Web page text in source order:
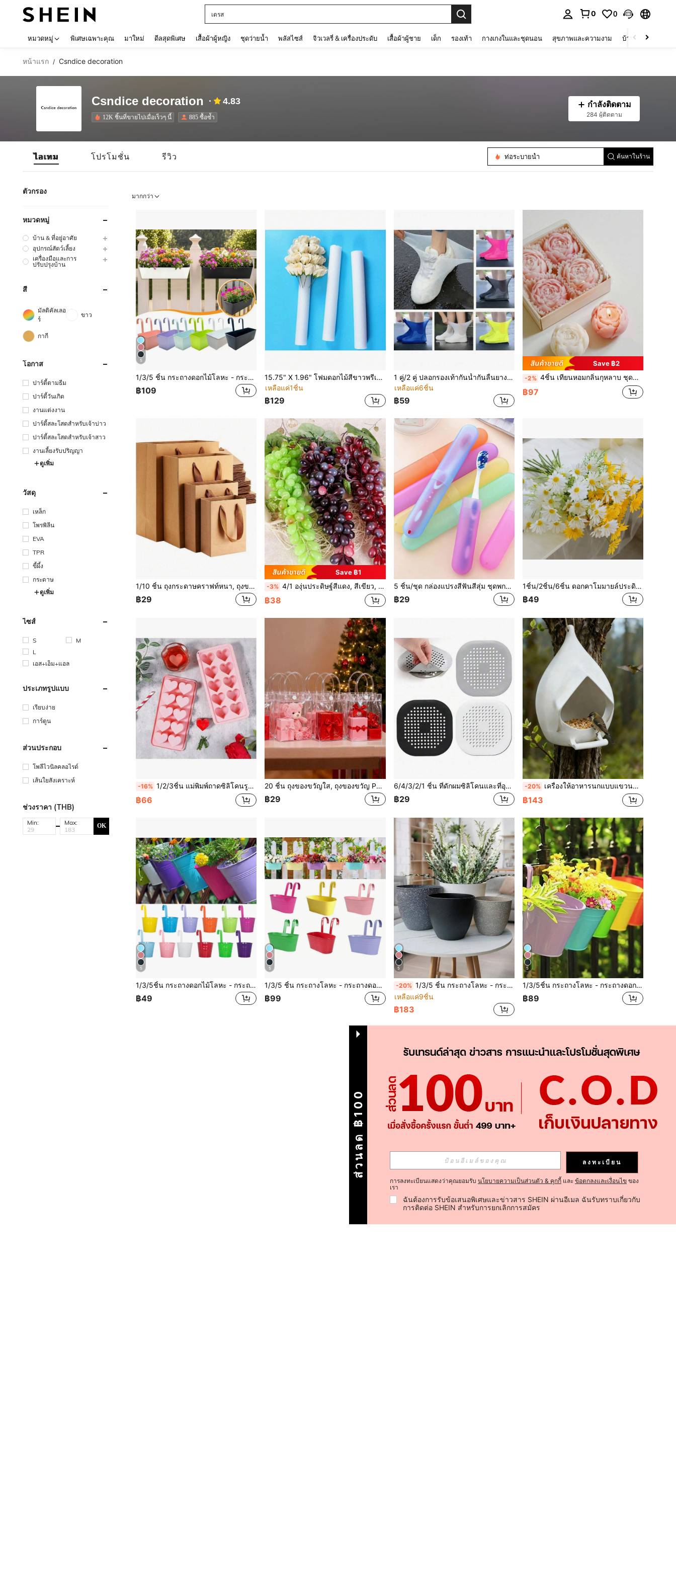
เดรส
0 0
หมวดหมู่ พิเศษเฉพาะคุณ มาใหม่ ดีลสุดพิเศษ เสื้อผ้าผู้หญิง ชุดว่ายน้ำ พลัสไซส์ จิวเวลรี่ & เครื่องประดับ เสื้อผ้าผู้ชาย เด็ก รองเท้า กางเกงในและชุดนอน สุขภาพและความงาม บ้านและที่อยู่อาศัย
หน้าแรก / Csndice decoration
Csndice decoration 4.83
12K ชิ้นที่ขายไปเมื่อเร็วๆ นี้ 885 ซื้อซ้ำ
กำลังติดตาม
284 ผู้ติดตาม
ไอเทม โปรโมชั่น รีวิว ท่อระบายน้ำ ค้นหาในร้าน
ตัวกรอง
หมวดหมู่
บ้าน & ที่อยู่อาศัย
อุปกรณ์สัตว์เลี้ยง
เครื่องมือและการ
ปรับปรุงบ้าน
สี
มัลติคัลเลอ
ร์
ขาว
กากี
โอกาส
ปาร์ตี้ตามธีม
ปาร์ตี้วันเกิด
งานแต่งงาน
ปาร์ตี้สละโสดสำหรับเจ้าบ่าว
ปาร์ตี้สละโสดสำหรับเจ้าสาว
งานเลี้ยงรับปริญญา
ดูเพิ่ม
วัสดุ
เหล็ก
โพรพิลีน
EVA
TPR
ขี้ผึ้ง
กระดาษ
ดูเพิ่ม
ไซส์
S
M
L
เอส+เอ็ม+แอล
ประเภทรูปแบบ
เรียบง่าย
การ์ตูน
ส่วนประกอบ
โพลีไวนิลคลอไรด์
เส้นใยสังเคราะห์
ช่วงราคา (THB)
Min: Max: OK
มากกว่า
5
1/3/5 ชิ้น กระถางดอกไม้โลหะ - กระถางดอกไม้ติดผนังระเบียงแบบชนบทพร้อมด้ามจับ ตกแต่งสวน เหมาะสำหรับใช้ในร่มและกลางแจ้ง
฿109
15.75" X 1.96" โฟมดอกไม้สีขาวพรีเมียม - ฐานจัดดอกไม้งานแต่งงาน DIY, โฟมทรงกระบอกแข็งเหมาะสำหรับงานอีเวนต์และของตกแต่งงานปาร์ตี้, วันแม่, ของขวัญสำหรับแม่, วันเกิด, การสำเร็จการศึกษา
เหลือแค่1ชิ้น
฿129
1 คู่/2 คู่ ปลอกรองเท้ากันน้ำกันลื่นยางธรรมชาติ, ใช้ซ้ำได้, ป้องกันน้ำ, รองเท้าบูทกันฝนยางธรรมชาติสำหรับกลางแจ้ง, ปลอกรองเท้ากันน้ำ, ป้องกันฝนใช้ซ้ำได้. มีหลายสีให้เลือก, ปลอกรองเท้ากันฝนกันทรายซิลิโคน, ปลอกรองเท้ากันน้ำซิลิโคน, ปลอกรองเท้าสำหรับวันฝนตก, รองเท้าบูทกันฝนกันลื่นใช้ซ้ำได้, เหมาะสำหรับวันฝนตก, หญ้า และสภาพแวดล้อมที่สะอาด (เหมาะสำหรับขนาด 37-45)
เหลือแค่6ชิ้น
฿59
Save ฿2
-2% 4ชิ้น เทียนหอมกลิ่นกุหลาบ ชุดของขวัญ, แฮนด์เมด เทียนดอกไม้หอมระเหยจากไขถั่วเหลือง, เทียนขนาดเล็กไร้ควัน, เหมาะสำหรับห้องนอน, ห้องนั่งเล่น, ของตกแต่งบนโต๊ะ, ของขวัญวันเกิดและงานปาร์ตี้
฿97
1/10 ชิ้น ถุงกระดาษคราฟท์หนา, ถุงของขวัญกระดาษคราฟท์, ถุงของขวัญสำหรับงานเลี้ยงธุรกิจ, ถุงกระดาษมีหูหิ้ว, ถุงขนม, ถุงบรรจุภัณฑ์ของขวัญ, ถุงขนมหวาน, ถุงช้อปปิ้ง, ถุงสินค้า, ถุงค้าปลีกต่างๆ, เหมาะสำหรับธุรกิจ, ร้านบูติก, ของขวัญปาร์ตี้, วันวาเลนไทน์, วันเกิด, งานแต่งงานและโอกาสอื่นๆ ฤดูเปิดเทอม, วันแม่, วันพ่อ, ถุงของขวัญ, การแจกจ่ายถุง, ถุงของชำร่วย, อีสเตอร์, การกลับไปโรงเรียน
฿29
Save ฿1
-3% 4/1 องุ่นประดิษฐ์สีแดง, สีเขียว, สีม่วง, วัสดุพลาสติก, ผลไม้สมจริง, ของตกแต่งองุ่นประดิษฐ์, เหมาะสำหรับงานแต่งงาน, งานเลี้ยงในบ้านและห้องครัว, อุปกรณ์ประกอบฉากถ่ายภาพ, ของขวัญ, วันเกิด, พิธีสำเร็จการศึกษา, ของตกแต่งกลางแจ้ง, พืชประดิษฐ์, อุปกรณ์ประกอบฉากถ่ายภาพผลไม้
฿38
5 ชิ้น/ชุด กล่องแปรงสีฟันสีสุ่ม ชุดพกพาสำหรับเดินทาง, ที่ครอบหัวแปรงสีฟันสักหลาดด้านสีลูกกวาด, กล่องเก็บอุปกรณ์ทันตกรรมกันฝุ่น
฿29
1ชิ้น/2ชิ้น/6ชิ้น ดอกคาโมมายล์ประดิษฐ์, ดอกเดซี่ปลอมสไตล์ยุโรปสำหรับตกแต่งบ้าน, ดอกเดซี่ตกแต่งเดสก์ท็อปฤดูใบไม้ผลิ/ฤดูร้อน, วันแม่, ของขวัญรับปริญญา, ของตกแต่งฤดูใบไม้ผลิ/ฤดูร้อน
฿49
-16% 1/2/3ชิ้น แม่พิมพ์ถาดซิลิโคนรูปหัวใจ/ดาว, แม่พิมพ์ทำน้ำแข็ง 10 ช่อง ถอดออกง่าย, เหมาะสำหรับบ้าน, บาร์, KTV, สีชมพูหรือสีแดง, แม่พิมพ์ทำน้ำแข็งรูปหัวใจ, ทำน้ำแข็งได้ครั้งละ 10 ก้อน, ฤดูร้อน, ชุดฤดูร้อน
฿66
20 ชิ้น ถุงของขวัญใส, ถุงของขวัญ PVC โปร่งใสหนาที่สามารถใช้ซ้ำได้, เหมาะสำหรับงานปาร์ตี้, ของชำร่วยงานแต่งงาน, ถุงช้อปปิ้ง, ถุงของขวัญวันวาเลนไทน์, ถุงของขวัญงานปาร์ตี้แต่งงาน, ถุงดอกไม้, ของขวัญวันแม่, ของขวัญ, งานเลี้ยงเจ้าสาว
฿29
6/4/3/2/1 ชิ้น ที่ดักผมซิลิโคนและที่อุดท่อระบายน้ำในอ่างอาบน้ำและฝักบัว - ป้องกันการอุดตันและกลิ่น
฿29
-20% เครื่องให้อาหารนกแบบแขวนขนาดกะทัดรัด, ดีไซน์ทรงกลมป้องกันน้ำขัง, มีรูระบายน้ำ, น้ำหนักเบาและทำความสะอาดง่าย, เหมาะสำหรับนกตัวเล็ก เช่น นกกระจอกและนกฮัมมิงเบิร์ด, สามารถใช้ในสวน, ป่า, ใต้ชายคา และสถานที่อื่นๆ
฿143
5
1/3/5ชิ้น กระถางดอกไม้โลหะ - กระถางดอกไม้ติดผนังระเบียงสไตล์ชนบทพร้อมด้ามจับ ตกแต่งสวน เหมาะสำหรับใช้ในร่มและกลางแจ้ง
฿49
5
1/3/5 ชิ้น กระถางโลหะ - กระถางดอกไม้ติดผนังระเบียงแบบชนบทพร้อมมือจับ ตกแต่งสวน เหมาะสำหรับใช้ในร่มและกลางแจ้ง
฿99
5
-20% 1/3/5 ชิ้น กระถางโลหะ - กระถางแขวนผนังระเบียงสไตล์ชนบทพร้อมด้ามจับ, ตกแต่งสวน, เหมาะสำหรับใช้ในร่มและกลางแจ้ง
เหลือแค่9ชิ้น
฿183
5
1/3/5ชิ้น กระถางโลหะ - กระถางดอกไม้ติดผนังระเบียงสไตล์ชนบทพร้อมมือจับ, ตกแต่งสวน, เหมาะสำหรับใช้ในร่มและกลางแจ้ง
฿89
รวม 1 หน้า
ส่วนลด ฿100 ลงทะเบียน
การลงทะเบียนแสดงว่าคุณยอมรับ นโยบายความเป็นส่วนตัว & คุกกี้ และ ข้อตกลงและเงื่อนไข ของ
เรา
ฉันต้องการรับข้อเสนอพิเศษและข่าวสาร SHEIN ผ่านอีเมล ฉันรับทราบเกี่ยวกับ
การติดต่อ SHEIN สำหรับการยกเลิกการสมัคร